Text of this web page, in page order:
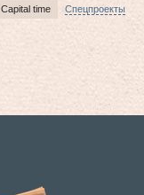
Capital time
Спецпроекты